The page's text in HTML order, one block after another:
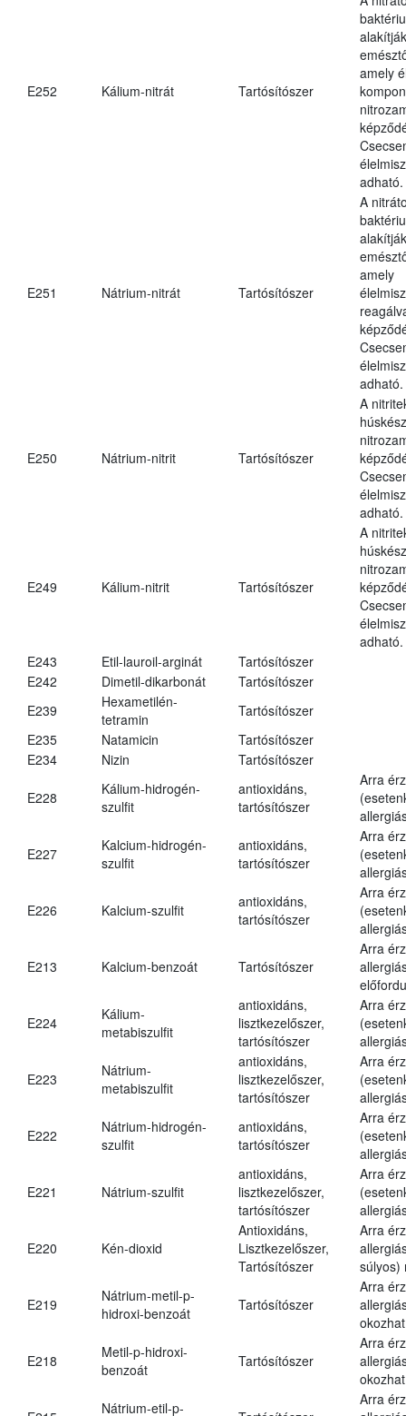
E252 Kálium-nitrát Tartósítószer
amely
adható.
E251 Nátrium-nitrát Tartósítószer
A
amely
adható.
E250 Nátrium-nitrit Tartósítószer
A
adható.
E249 Kálium-nitrit Tartósítószer
A
adható.
E243
Etil-lauroil-arginát
Tartósítószer
E242
Dimetil-dikarbonát
Tartósítószer
E239
Hexametilén-
tetramin
Tartósítószer
E235
Natamicin
Tartósítószer
E234
Nizin Tartósítószer
E228
Kálium-hidrogén-
szulfit
antioxidáns,
tartósítószer
Arra
E227
Kalcium-hidrogén-
szulfit
antioxidáns,
tartósítószer
Arra
E226 Kalcium-szulfit
antioxidáns,
tartósítószer
Arra
E213 Kalcium-benzoát Tartósítószer
Arra
E224
Kálium-
metabiszulfit
antioxidáns,
lisztkezelőszer,
tartósítószer
Arra
E223
Nátrium-
metabiszulfit
antioxidáns,
lisztkezelőszer,
tartósítószer
Arra
E222
Nátrium-hidrogén-
szulfit
antioxidáns,
tartósítószer
Arra
E221 Nátrium-szulfit
antioxidáns,
lisztkezelőszer,
tartósítószer
Arra
E220 Kén-dioxid
Antioxidáns,
Lisztkezelőszer,
Tartósítószer
Arra
súlyos)
E219
Nátrium-metil-p-
hidroxi-benzoát
Tartósítószer
Arra
E218
Metil-p-hidroxi-
benzoát
Tartósítószer
Arra
Nátrium-etil-p-
Arra